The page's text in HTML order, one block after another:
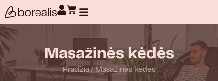
Masažinės kėdės
Pradžia/ Masažinės kėdės